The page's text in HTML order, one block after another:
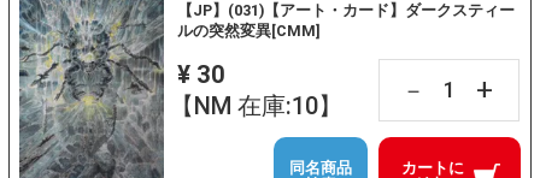
【JP】(031)【アート・カード】ダークスティー
ルの突然変異[CMM]
¥ 30
【NM 在庫:10】
－ +
カートに
同名商品